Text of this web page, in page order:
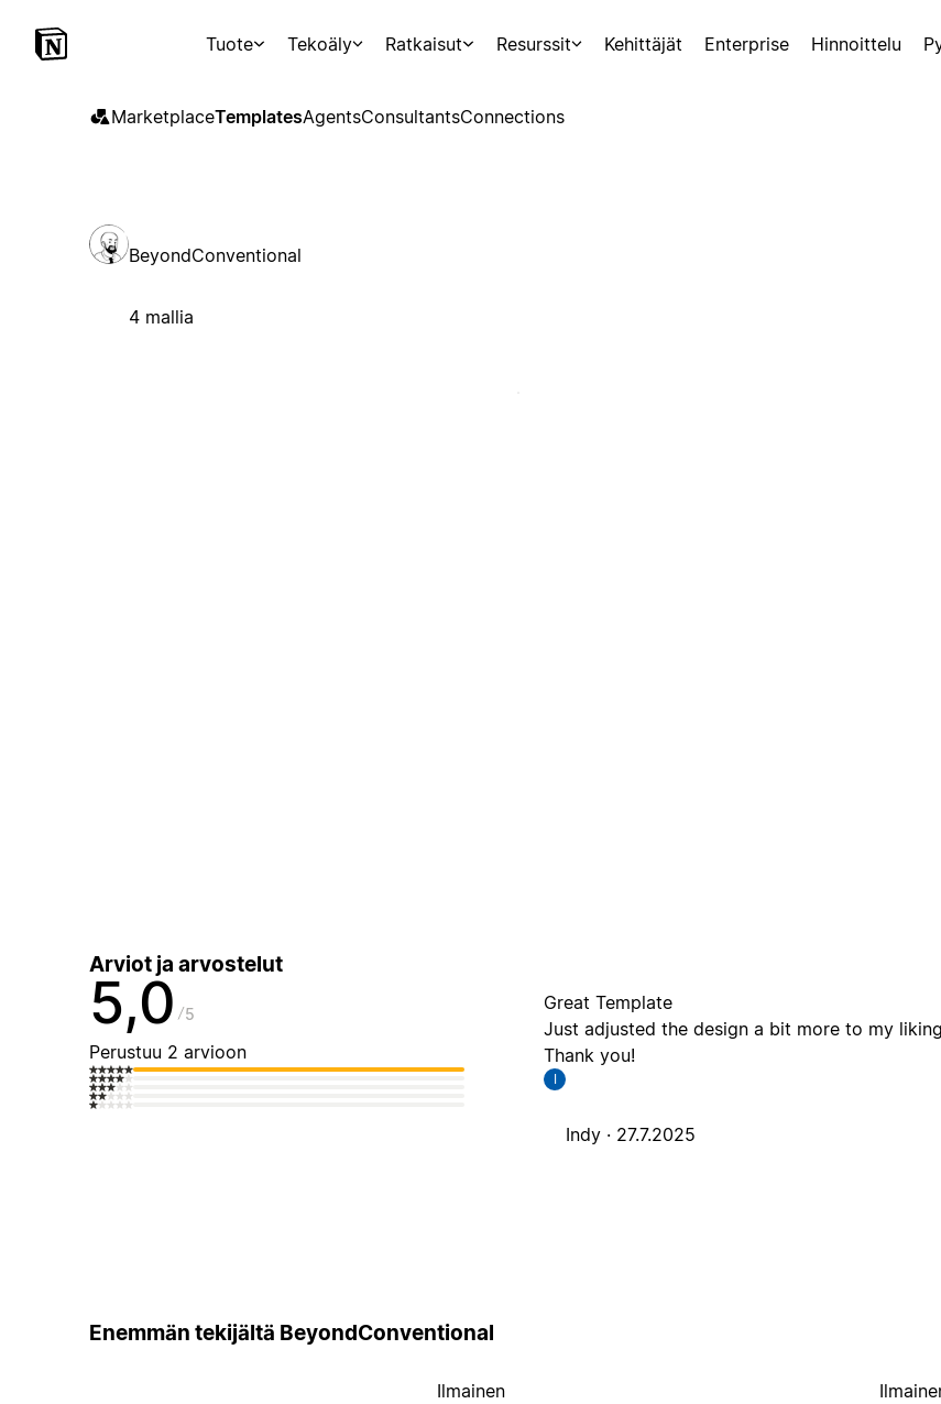
Tuote Tekoäly Ratkaisut Resurssit Kehittäjät Enterprise Hinnoittelu
MarketplaceTemplatesAgentsConsultantsConnections
BeyondConventional
4 mallia
Arviot ja arvostelut
5,0 5
Perustuu 2 arvioon
Great Template
Just adjusted the design a bit more to my
Thank you!
I
Indy · 27.7.2025
Enemmän tekijältä BeyondConventional
Ilmainen